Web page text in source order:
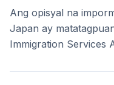
Ang opisyal na
Japan ay
Immigration Services